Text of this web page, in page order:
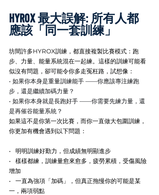
HYROX 最大誤解: 所有人都
應該「同一套訓練」
坊間許多HYROX訓練，都直接複製比賽模式：跑
步、力量、能量系統混在一起練。這樣的訓練可能看
似沒有問題，卻可能令你多走冤枉路，試想像：
• 如果你本身是重量訓練能手 ——你應該專注練跑
步，還是繼續加碼力量？
• 如果你本身就是長跑好手 ——你需要先練力量，還
是再催谷能量系統？
如果這不是你第一次比賽，而你一直做大包圍訓練，
你更加有機會遇到以下問題：
•   明明訓練好勤力，但成績無明顯進步
•   樣樣都練，訓練量愈來愈多，疲勞累積，受傷風險
增加
•   一直為強項「加碼」，但真正拖慢你的可能是某
一，兩項弱點